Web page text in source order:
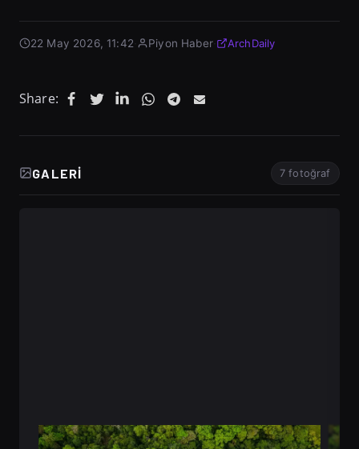
22 May 2026, 11:42 Piyon Haber· ArchDaily
Share:
GALERI 7 fotoğraf